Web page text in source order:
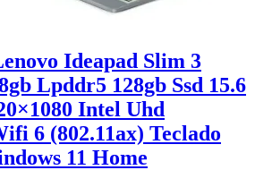
Ideapad Slim 3
Lpddr5 128gb Ssd 15.6
Intel Uhd
6 (802.11ax) Teclado
11 Home